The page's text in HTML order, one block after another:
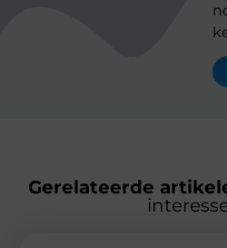
Gerelateerde